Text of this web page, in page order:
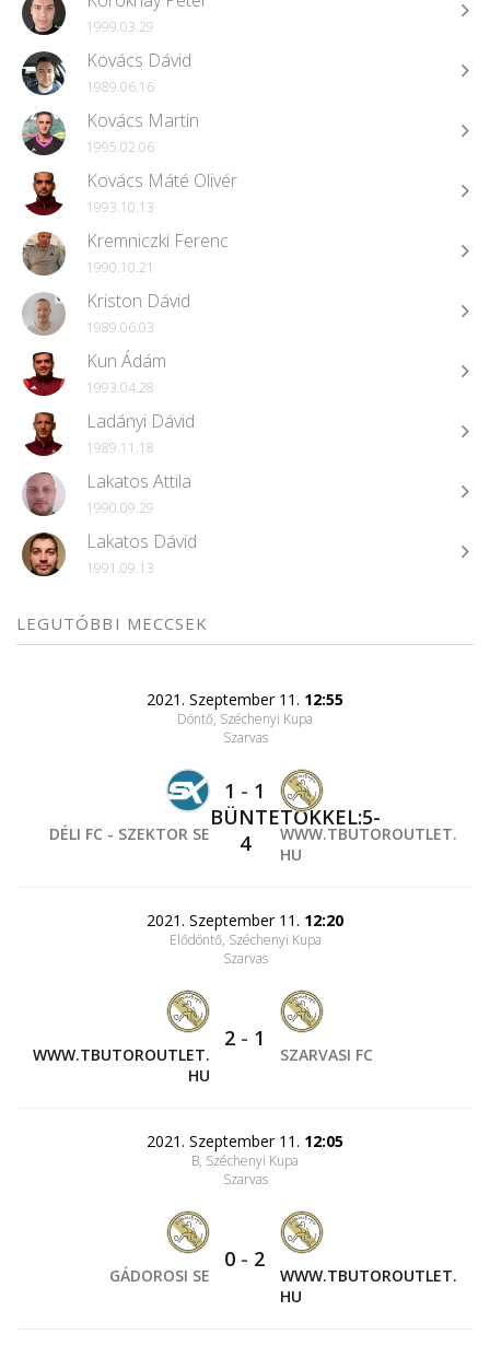
1999.03.29
Kovács Dávid
1989.06.16
Kovács Martin
1995.02.06
Kovács Máté Olivér
1993.10.13
Kremniczki Ferenc
1990.10.21
Kriston Dávid
1989.06.03
Kun Ádám
1993.04.28
Ladányi Dávid
1989.11.18
Lakatos Attila
1990.09.29
Lakatos Dávid
1991.09.13
LEGUTÓBBI MECCSEK
2021. Szeptember 11. 12:55
Döntő, Széchenyi Kupa
Szarvas
DÉLI FC - SZEKTOR SE
1 - 1
BÜNTETŐKKEL:5-
4
WWW.TBUTOROUTLET.
HU
2021. Szeptember 11. 12:20
Elődöntő, Széchenyi Kupa
Szarvas
WWW.TBUTOROUTLET.
HU
2 - 1
SZARVASI FC
2021. Szeptember 11. 12:05
B, Széchenyi Kupa
Szarvas
GÁDOROSI SE
0 - 2
WWW.TBUTOROUTLET.
HU